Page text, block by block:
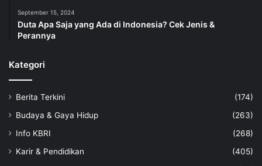
September 15, 2024
Duta Apa Saja yang Ada di Indonesia? Cek Jenis &
Perannya
Kategori
Berita Terkini
(174)
Budaya & Gaya Hidup
(263)
Info KBRI
(268)
Karir & Pendidikan
(405)